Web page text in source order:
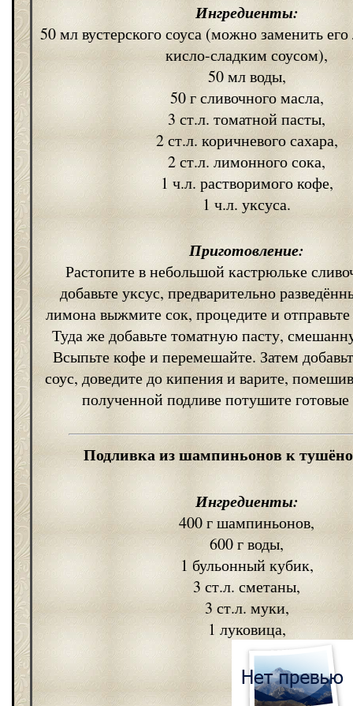
Ингредиенты:
50 мл вустерского соуса (можно заменить
кисло-сладким соусом),
50 мл воды,
50 г сливочного масла,
3 ст.л. томатной пасты,
2 ст.л. коричневого сахара,
2 ст.л. лимонного сока,
1 ч.л. растворимого кофе,
1 ч.л. уксуса.
Приготовление:
Растопите в небольшой кастрюльке
добавьте уксус, предварительно
лимона выжмите сок, процедите и
Туда же добавьте томатную пасту,
Всыпьте кофе и перемешайте. Затем
соус, доведите до кипения и варите,
полученной подливе потушите
Подливка из шампиньонов к
Ингредиенты:
400 г шампиньонов,
600 г воды,
1 бульонный кубик,
3 ст.л. сметаны,
3 ст.л. муки,
1 луковица,